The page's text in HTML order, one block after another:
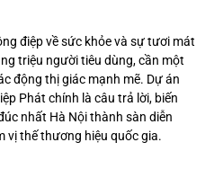
điệp về sức khỏe và sự tươi mát
triệu người tiêu dùng, cần một
động thị giác mạnh mẽ. Dự án
Phát chính là câu trả lời, biến
nhất Hà Nội thành sàn diễn
vị thế thương hiệu quốc gia.